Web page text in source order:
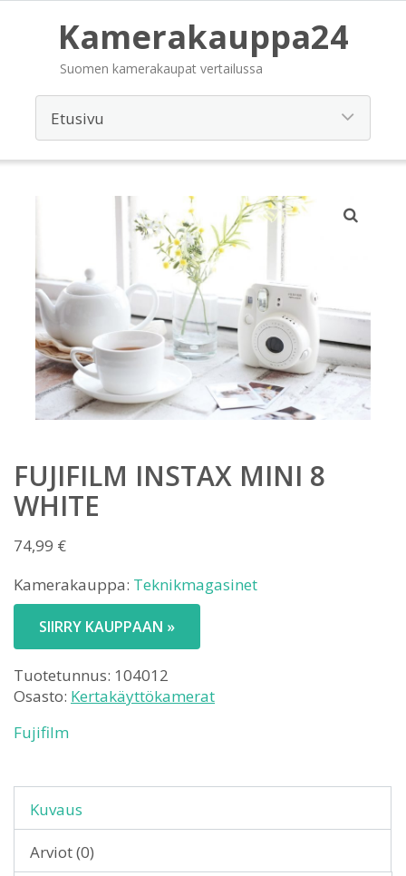
Kamerakauppa24
Suomen kamerakaupat vertailussa
FUJIFILM INSTAX MINI 8
WHITE
74,99 €
Kamerakauppa: Teknikmagasinet
SIIRRY KAUPPAAN »
Tuotetunnus: 104012
Osasto: Kertakäyttökamerat
Fujifilm
Kuvaus
Arviot (0)